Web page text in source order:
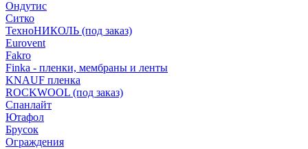
Ондутис
Ситко
ТехноНИКОЛЬ (под заказ)
Eurovent
Fakro
Finka - пленки, мембраны и ленты
KNAUF пленка
ROCKWOOL (под заказ)
Спанлайт
Ютафол
Брусок
Ограждения